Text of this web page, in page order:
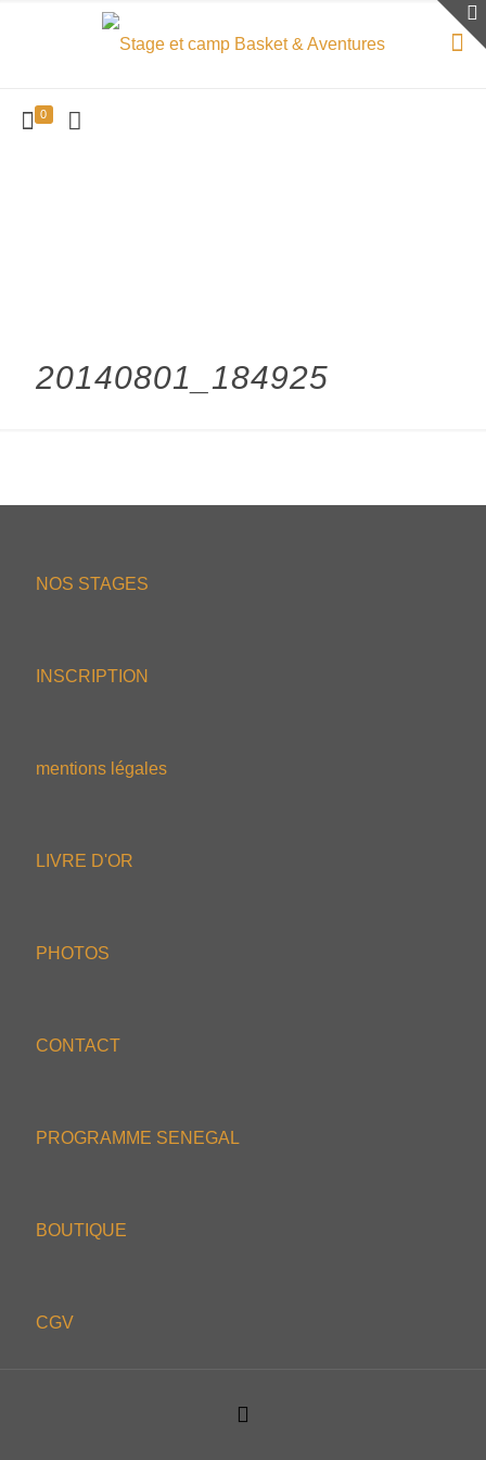
0
20140801_184925
NOS STAGES
INSCRIPTION
mentions légales
LIVRE D'OR
PHOTOS
CONTACT
PROGRAMME SENEGAL
BOUTIQUE
CGV